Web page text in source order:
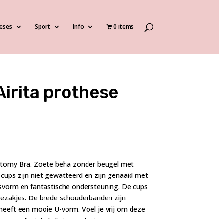
Sport Info 0 items
prothese
Bra. Zoete beha zonder beugel met
zijn niet gewatteerd en zijn genaaid met
en fantastische ondersteuning. De cups
De brede schouderbanden zijn
een mooie U-vorm. Voel je vrij om deze